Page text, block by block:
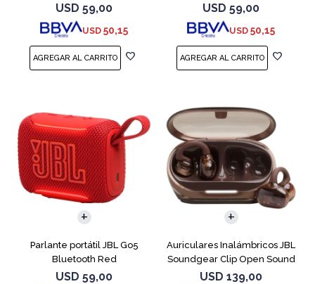
USD 59,00
USD 50,15
USD 59,00
USD 50,15
Parlante portátil JBL Go5
Bluetooth Red
USD 59,00
Auriculares Inalámbricos JBL
Soundgear Clip Open Sound
Cobre
USD 139,00